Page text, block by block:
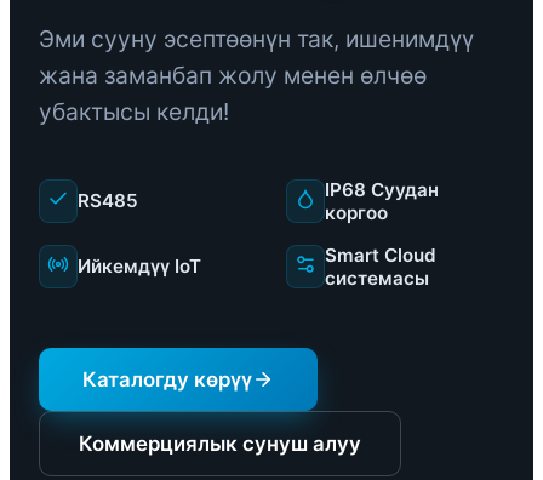
Эми сууну эсептөөнүн так, ишенимдүү
жана заманбап жолу менен өлчөө
убактысы келди!
RS485
IP68 Суудан
коргоо
Ийкемдүү IoT
Smart Cloud
системасы
Каталогду көрүү
Коммерциялык сунуш алуу